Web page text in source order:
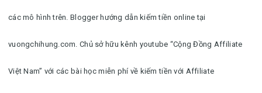
các mô hình trên. Blogger hướng dẫn kiếm tiền online tại
vuongchihung.com. Chủ sở hữu kênh youtube “Cộng Đồng Affiliate
Việt Nam” với các bài học miễn phí về kiếm tiền với Affiliate